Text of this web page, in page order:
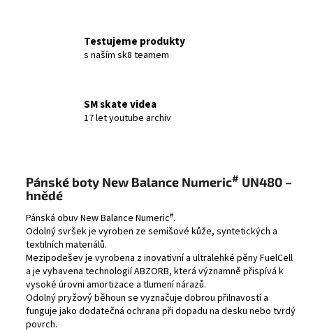
Testujeme produkty
s naším sk8 teamem
SM skate videa
17 let youtube archiv
Pánské boty New Balance Numeric# UN480 –
hnědé
Pánská obuv New Balance Numeric#.
Odolný svršek je vyroben ze semišové kůže, syntetických a
textilních materiálů.
Mezipodešev je vyrobena z inovativní a ultralehké pěny FuelCell
a je vybavena technologiíABZORB, která významně přispívá k
vysoké úrovni amortizace a tlumení nárazů.
Odolný pryžový běhoun se vyznačuje dobrou přilnavostí a
funguje jako dodatečná ochrana při dopadu na desku nebo tvrdý
povrch.